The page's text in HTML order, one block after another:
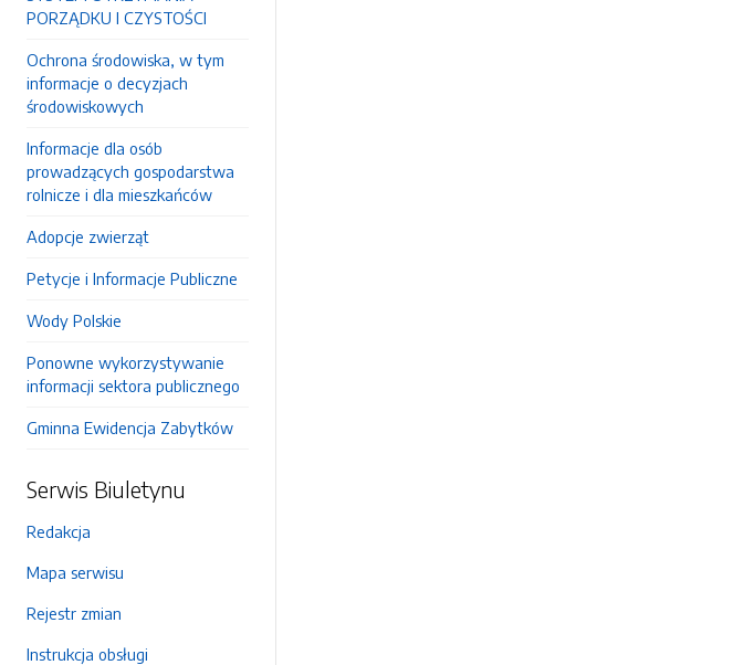
PORZĄDKU I CZYSTOŚCI
Ochrona środowiska, w tym
informacje o decyzjach
środowiskowych
Informacje dla osób
prowadzących gospodarstwa
rolnicze i dla mieszkańców
Adopcje zwierząt
Petycje i Informacje Publiczne
Wody Polskie
Ponowne wykorzystywanie
informacji sektora publicznego
Gminna Ewidencja Zabytków
Serwis Biuletynu
Redakcja
Mapa serwisu
Rejestr zmian
Instrukcja obsługi